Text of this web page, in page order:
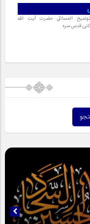
المسائل حضرت آیت الله
قدس سره